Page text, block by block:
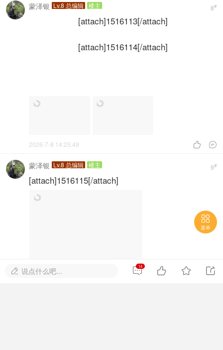
8#
蒙泽银 Lv.8 总编辑 楼主
[attach]1516113[/attach]
[attach]1516114[/attach]
2026-7-8 14:25:49
蒙泽银 Lv.8 总编辑 楼主
[attach]1516115[/attach]

菜单
 说点什么吧... 
14   